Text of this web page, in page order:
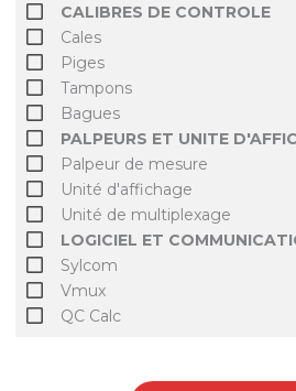
CALIBRES DE CONTROLE
Cales
Piges
Tampons
Bagues
PALPEURS ET UNITE
Palpeur de mesure
Unité d'affichage
Unité de multiplexage
LOGICIEL ET
Sylcom
Vmux
QC Calc